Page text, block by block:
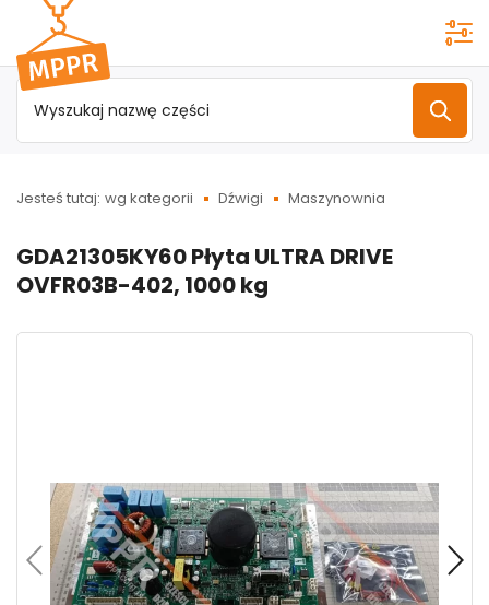
Przejdź do
menu
głównego
Jesteś tutaj: wg kategorii Dźwigi Maszynownia
GDA21305KY60 Płyta ULTRA DRIVE
OVFR03B-402, 1000 kg